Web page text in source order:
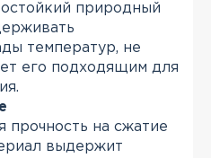
природный
температур, не
его подходящим для
прочность на сжатие
выдержит